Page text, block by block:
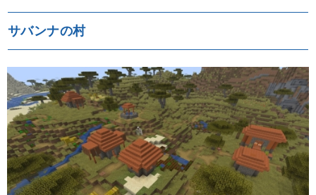
サバンナの村